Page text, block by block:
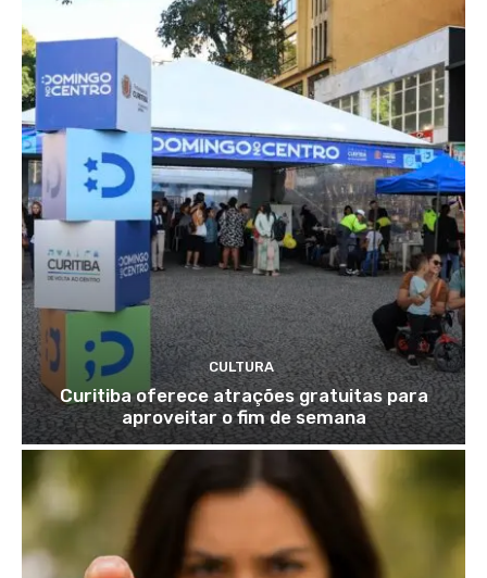
CULTURA
Curitiba oferece atrações gratuitas para
aproveitar o fim de semana